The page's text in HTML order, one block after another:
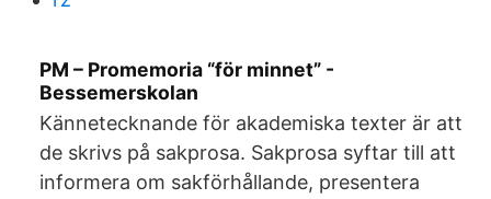
PM – Promemoria “för minnet” -
Bessemerskolan
Kännetecknande för akademiska texter är att
de skrivs på sakprosa. Sakprosa syftar till att
informera om sakförhållande, presentera